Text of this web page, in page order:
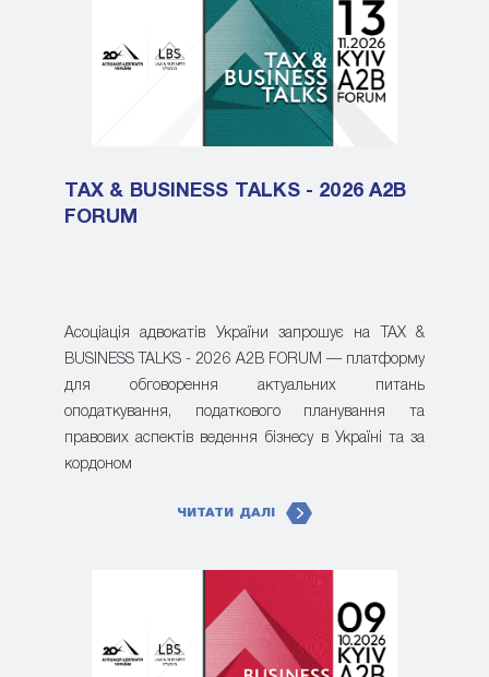
TAX & BUSINESS TALKS - 2026 A2B
FORUM
Асоціація адвокатів України запрошує на TAX &
BUSINESS TALKS - 2026 A2B FORUM — платформу
для обговорення актуальних питань
оподаткування, податкового планування та
правових аспектів ведення бізнесу в Україні та за
кордоном
ЧИТАТИ ДАЛІ